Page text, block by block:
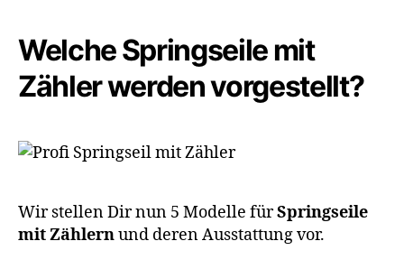
Welche Springseile mit
Zähler werden vorgestellt?
Wir stellen Dir nun 5 Modelle fürSpringseile
mit Zählernund deren Ausstattung vor.